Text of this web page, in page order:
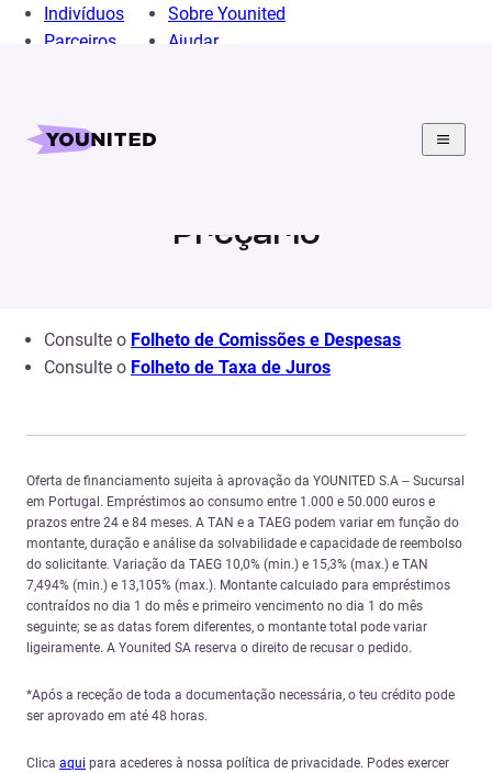
Indivíduos
Parceiros
Sobre Younited
Ajudar
Home
Preçário
Consulte o Folheto de Comissões e Despesas
Consulte o Folheto de Taxa de Juros
Oferta de financiamento sujeita à aprovação da YOUNITED S.A – Sucursal
em Portugal. Empréstimos ao consumo entre 1.000 e 50.000 euros e
prazos entre 24 e 84 meses. A TAN e a TAEG podem variar em função do
montante, duração e análise da solvabilidade e capacidade de reembolso
do solicitante. Variação da TAEG 10,0% (min.) e 15,3% (max.) e TAN
7,494% (min.) e 13,105% (max.). Montante calculado para empréstimos
contraídos no dia 1 do mês e primeiro vencimento no dia 1 do mês
seguinte; se as datas forem diferentes, o montante total pode variar
ligeiramente. A Younited SA reserva o direito de recusar o pedido.
*Após a receção de toda a documentação necessária, o teu crédito pode
ser aprovado em até 48 horas.
Clica aqui para acederes à nossa política de privacidade. Podes exercer